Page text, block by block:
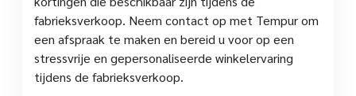
fabrieksverkoop. Neem contact op met Tempur om
een afspraak te maken en bereid u voor op een
stressvrije en gepersonaliseerde winkelervaring
tijdens de fabrieksverkoop.